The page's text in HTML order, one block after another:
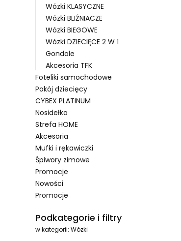
Wózki KLASYCZNE
Wózki BLIŹNIACZE
Wózki BIEGOWE
Wózki DZIECIĘCE 2 W 1
Gondole
Akcesoria TFK
Foteliki samochodowe
Pokój dziecięcy
CYBEX PLATINUM
Nosidełka
Strefa HOME
Akcesoria
Mufki i rękawiczki
Śpiwory zimowe
Promocje
Nowości
Promocje
Podkategorie i filtry
w kategorii: Wózki